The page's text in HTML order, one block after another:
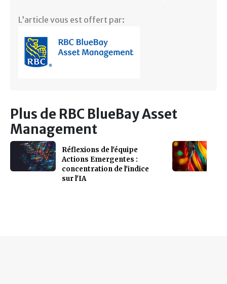
L’article vous est offert par:
Plus de RBC BlueBay Asset
Management
Réflexions de l'équipe
Actions Emergentes :
concentration de l'indice
sur l'IA